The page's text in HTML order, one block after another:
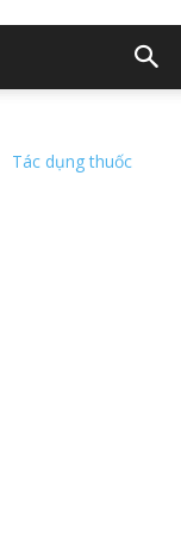
Tác dụng thuốc